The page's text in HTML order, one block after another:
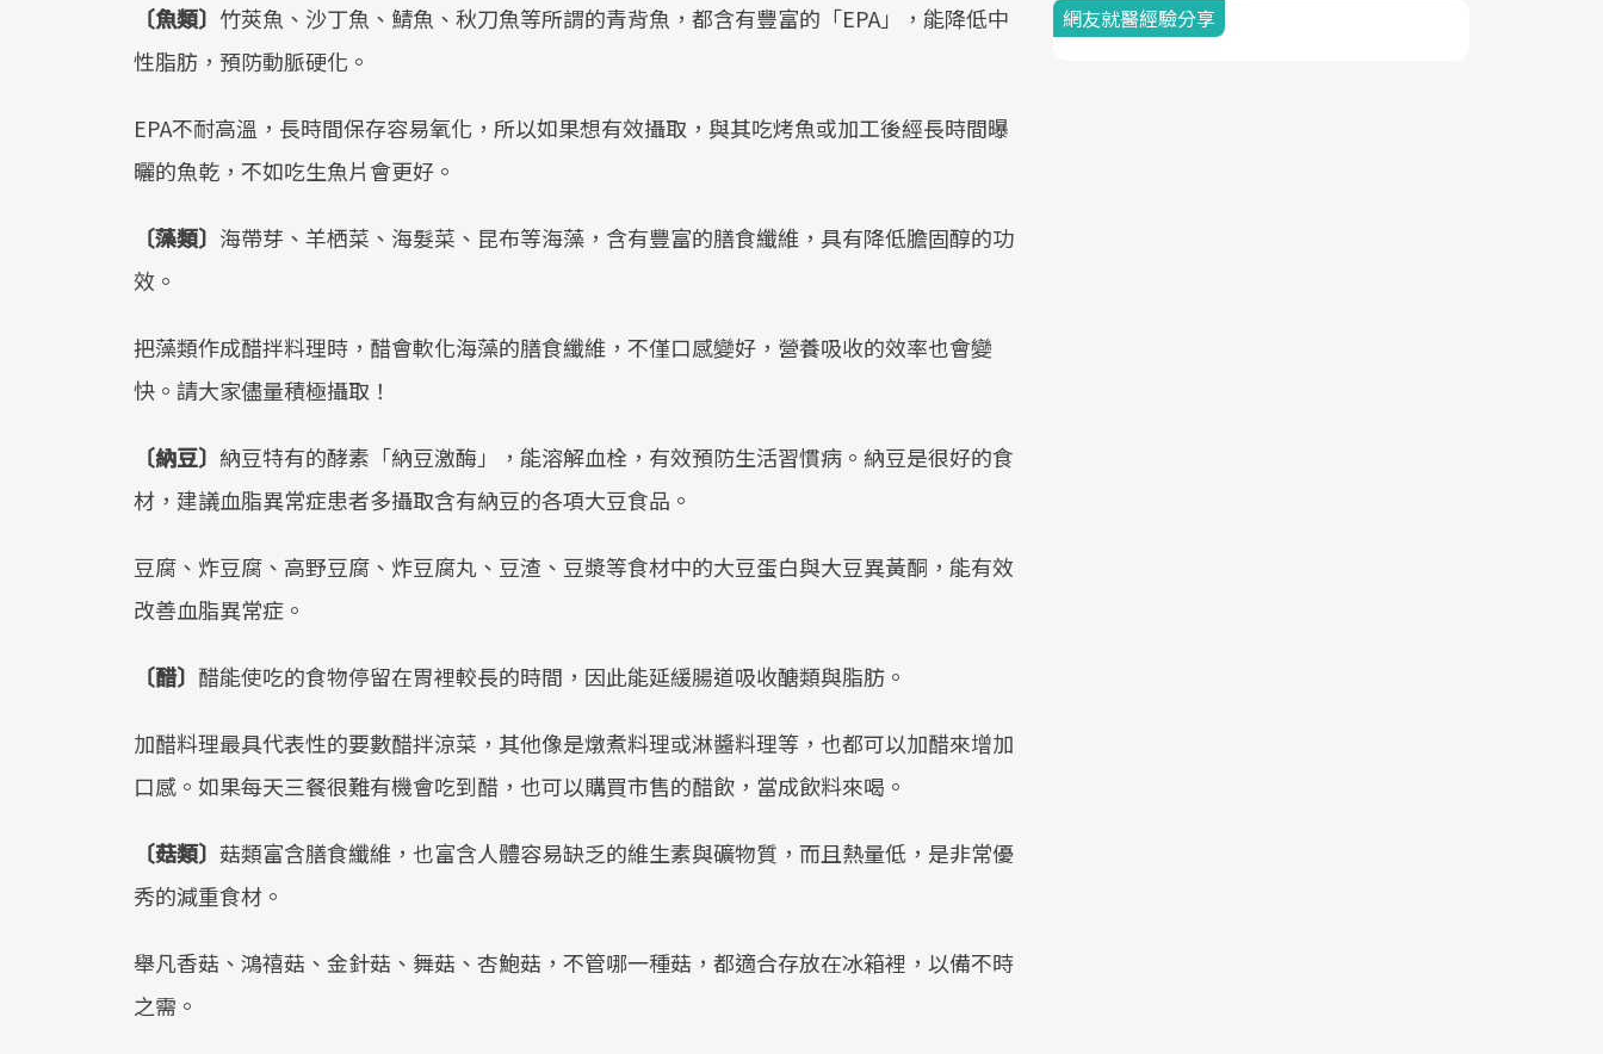
〔魚類〕 竹莢魚、沙丁魚、鯖魚、秋刀魚等所謂的青背魚，都含有豐富的「EPA」，能降低中
性脂肪，預防動脈硬化。
EPA不耐高溫，長時間保存容易氧化，所以如果想有效攝取，與其吃烤魚或加工後經長時間曝
曬的魚乾，不如吃生魚片會更好。
〔藻類〕 海帶芽、羊栖菜、海髮菜、昆布等海藻，含有豐富的膳食纖維，具有降低膽固醇的功
效。
把藻類作成醋拌料理時，醋會軟化海藻的膳食纖維，不僅口感變好，營養吸收的效率也會變
快。請大家儘量積極攝取！
〔納豆〕 納豆特有的酵素「納豆激酶」，能溶解血栓，有效預防生活習慣病。納豆是很好的食
材，建議血脂異常症患者多攝取含有納豆的各項大豆食品。
豆腐、炸豆腐、高野豆腐、炸豆腐丸、豆渣、豆漿等食材中的大豆蛋白與大豆異黃酮，能有效
改善血脂異常症。
〔醋〕 醋能使吃的食物停留在胃裡較長的時間，因此能延緩腸道吸收醣類與脂肪。
加醋料理最具代表性的要數醋拌涼菜，其他像是燉煮料理或淋醬料理等，也都可以加醋來增加
口感。如果每天三餐很難有機會吃到醋，也可以購買市售的醋飲，當成飲料來喝。
〔菇類〕 菇類富含膳食纖維，也富含人體容易缺乏的維生素與礦物質，而且熱量低，是非常優
秀的減重食材。
舉凡香菇、鴻禧菇、金針菇、舞菇、杏鮑菇，不管哪一種菇，都適合存放在冰箱裡，以備不時
之需。
網友就醫經驗分享